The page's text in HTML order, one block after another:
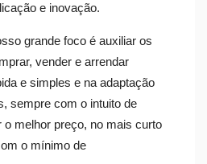
e inovação.
grande foco é auxiliar os
vender e arrendar
e simples e na adaptação
sempre com o intuito de
o melhor preço, no mais curto
o mínimo de